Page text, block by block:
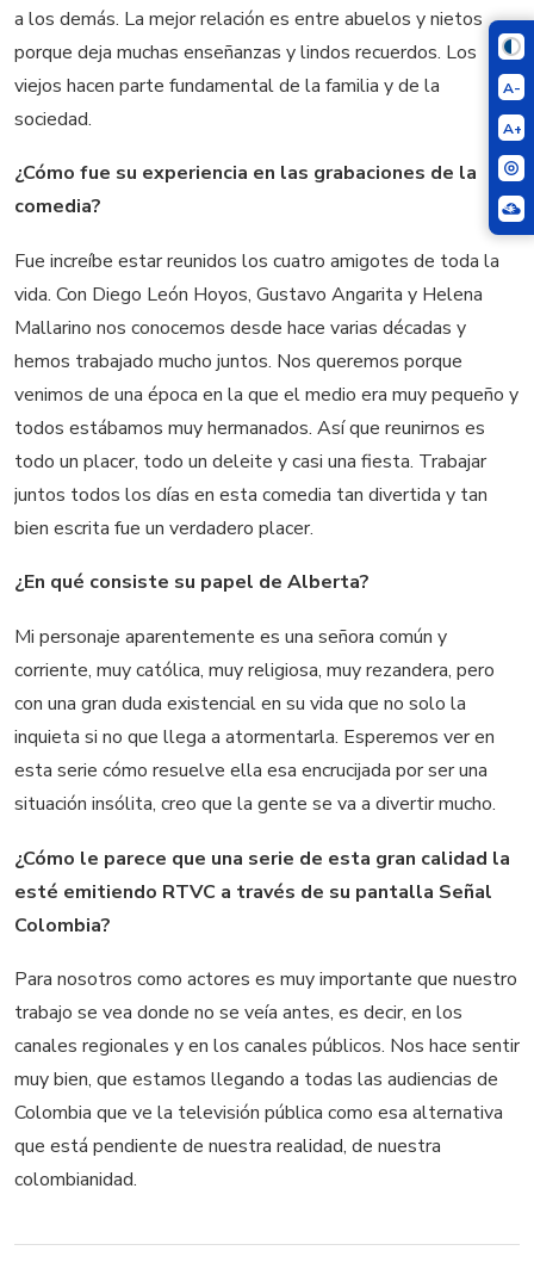
A-
A+
a los demás. La mejor relación es entre abuelos y nietos
porque deja muchas enseñanzas y lindos recuerdos. Los
viejos hacen parte fundamental de la familia y de la
sociedad.
¿Cómo fue su experiencia en las grabaciones de la
comedia?
Fue increíbe estar reunidos los cuatro amigotes de toda la
vida. Con Diego León Hoyos, Gustavo Angarita y Helena
Mallarino nos conocemos desde hace varias décadas y
hemos trabajado mucho juntos. Nos queremos porque
venimos de una época en la que el medio era muy pequeño y
todos estábamos muy hermanados. Así que reunirnos es
todo un placer, todo un deleite y casi una fiesta. Trabajar
juntos todos los días en esta comedia tan divertida y tan
bien escrita fue un verdadero placer.
¿En qué consiste su papel de Alberta?
Mi personaje aparentemente es una señora común y
corriente, muy católica, muy religiosa, muy rezandera, pero
con una gran duda existencial en su vida que no solo la
inquieta si no que llega a atormentarla. Esperemos ver en
esta serie cómo resuelve ella esa encrucijada por ser una
situación insólita, creo que la gente se va a divertir mucho.
¿Cómo le parece que una serie de esta gran calidad la
esté emitiendo RTVC a través de su pantalla Señal
Colombia?
Para nosotros como actores es muy importante que nuestro
trabajo se vea donde no se veía antes, es decir, en los
canales regionales y en los canales públicos. Nos hace sentir
muy bien, que estamos llegando a todas las audiencias de
Colombia que ve la televisión pública como esa alternativa
que está pendiente de nuestra realidad, de nuestra
colombianidad.